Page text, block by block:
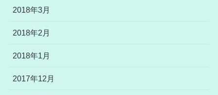
2018年3月
2018年2月
2018年1月
2017年12月